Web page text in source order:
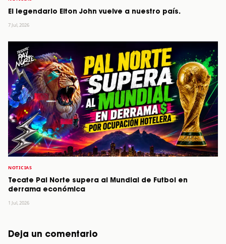
El legendario Elton John vuelve a nuestro país.
7 Jul, 2026
NOTICIAS
Tecate Pal Norte supera al Mundial de Futbol en
derrama económica
1 Jul, 2026
Deja un comentario